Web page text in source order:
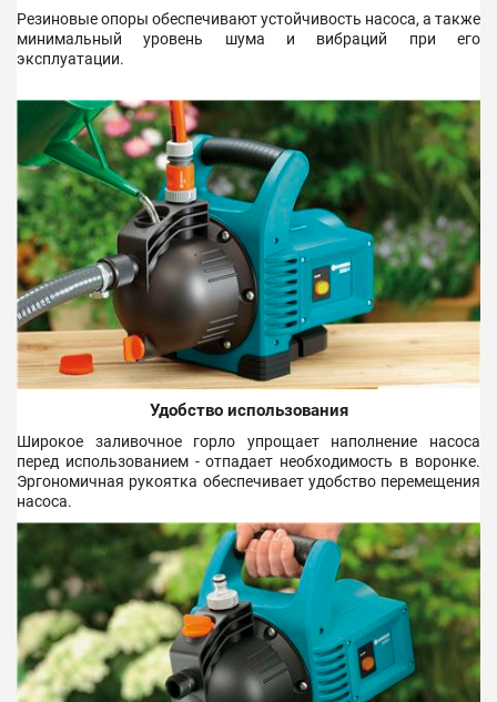
Резиновые опоры обеспечивают устойчивость насоса, а также
минимальный уровень шума и вибраций при его
эксплуатации.
Удобство использования
Широкое заливочное горло упрощает наполнение насоса
перед использованием - отпадает необходимость в воронке.
Эргономичная рукоятка обеспечивает удобство перемещения
насоса.